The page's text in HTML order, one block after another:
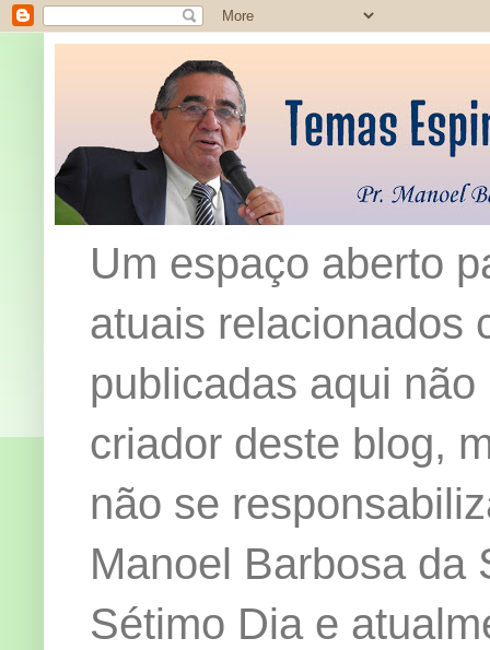
Um espaço aberto
atuais relacionados
publicadas aqui
criador deste blog,
não se
Manoel Barbosa da
Sétimo Dia e